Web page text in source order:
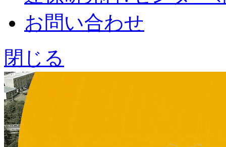
お問い合わせ
閉じる